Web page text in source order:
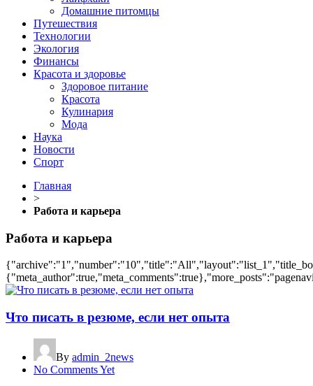
Домашние питомцы
Путешествия
Технологии
Экология
Финансы
Красота и здоровье
Здоровое питание
Красота
Кулинария
Мода
Наука
Новости
Спорт
Главная
>
Работа и карьера
Работа и карьера
Что писать в резюме, если нет опыта
By admin_2news
No Comments Yet